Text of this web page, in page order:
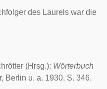
des Laurels war die
(Hrsg.): Wörterbuch
Berlin u. a. 1930, S. 346.